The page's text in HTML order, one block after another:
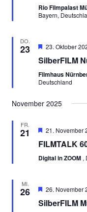
Rio Filmpalast
Bayern,
DO.
23 Empfohlen
23. Oktober
SilberFILM
Filmhaus
Deutschland
November 2025
FR.
21 Empfohlen
21. November
FILMTALK
Digital in ZOOM ,
MI.
26 Empfohlen
26. November
SilberFILM